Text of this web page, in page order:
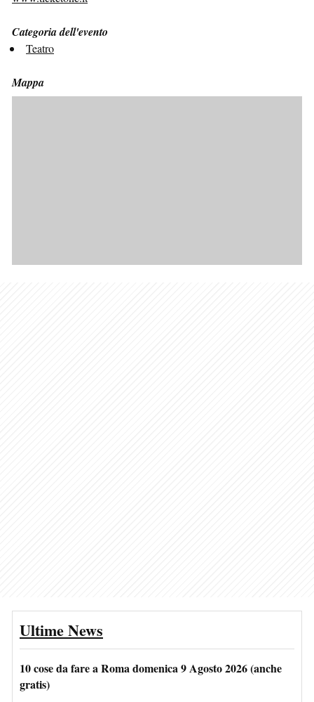
Categoria dell'evento
Teatro
Mappa
Ultime News
10 cose da fare a Roma domenica 9 Agosto 2026 (anche
gratis)